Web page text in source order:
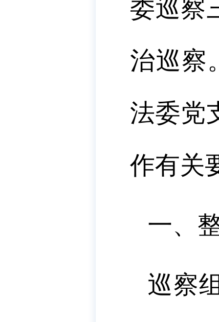
委巡察
治巡察
法委党
作有关
一、
巡察